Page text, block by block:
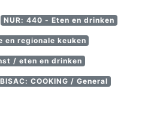
NUR: 440 - Eten en drinken
en regionale keuken
/ eten en drinken
BISAC: COOKING / General